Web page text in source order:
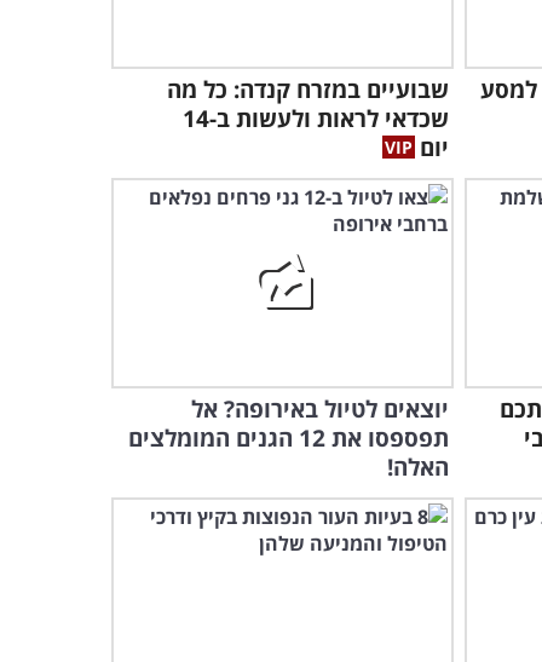
3:50
שעושות טוב בלב
14:45
צאו לטיול סובב כנרת והכירו
יעדים חדשים שתרצו לבקר
בהם!
ישראל מלמעלה: אתם
מוזמנים לראות איזו יפה הארץ
6:40
צאו למסע מרהיב ב-4K
באוסטרליה שירגיש לכם כמו
הדבר האמיתי
מלכי הטבע של ישראל:
סיפורם של הנמרים האחרונים
למסע
שבועיים במזרח קנדה: כל מה
שכדאי לראות ולעשות ב-14
יום
יוצאים לטיול באירופה? אל
תפספסו את 12 הגנים המומלצים
האלה!